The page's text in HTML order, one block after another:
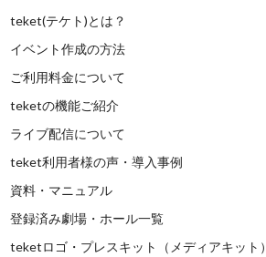
teket(テケト)とは？
イベント作成の方法
ご利用料金について
teketの機能ご紹介
ライブ配信について
teket利用者様の声・導入事例
資料・マニュアル
登録済み劇場・ホール一覧
teketロゴ・プレスキット（メディアキット）